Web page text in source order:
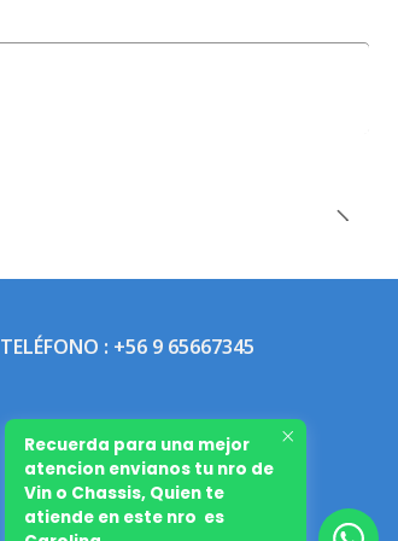
TELÉFONO : +56 9 65667345
Recuerda para una mejor
atencion envianos tu nro de
Vin o Chassis, Quien te
atiende en este nro es